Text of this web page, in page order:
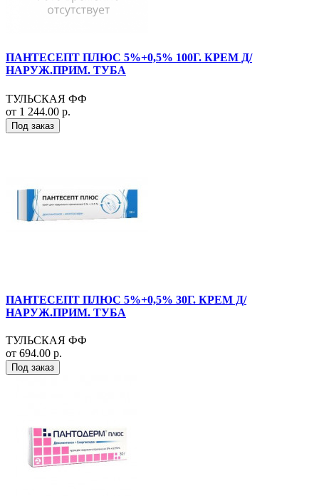
ПАНТЕСЕПТ ПЛЮС 5%+0,5% 100Г. КРЕМ Д/
НАРУЖ.ПРИМ. ТУБА
ТУЛЬСКАЯ ФФ
от 1 244.00 р.
Под заказ
ПАНТЕСЕПТ ПЛЮС 5%+0,5% 30Г. КРЕМ Д/
НАРУЖ.ПРИМ. ТУБА
ТУЛЬСКАЯ ФФ
от 694.00 р.
Под заказ